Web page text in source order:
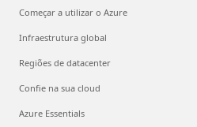
Começar a utilizar o Azure
Infraestrutura global
Regiões de datacenter
Confie na sua cloud
Azure Essentials